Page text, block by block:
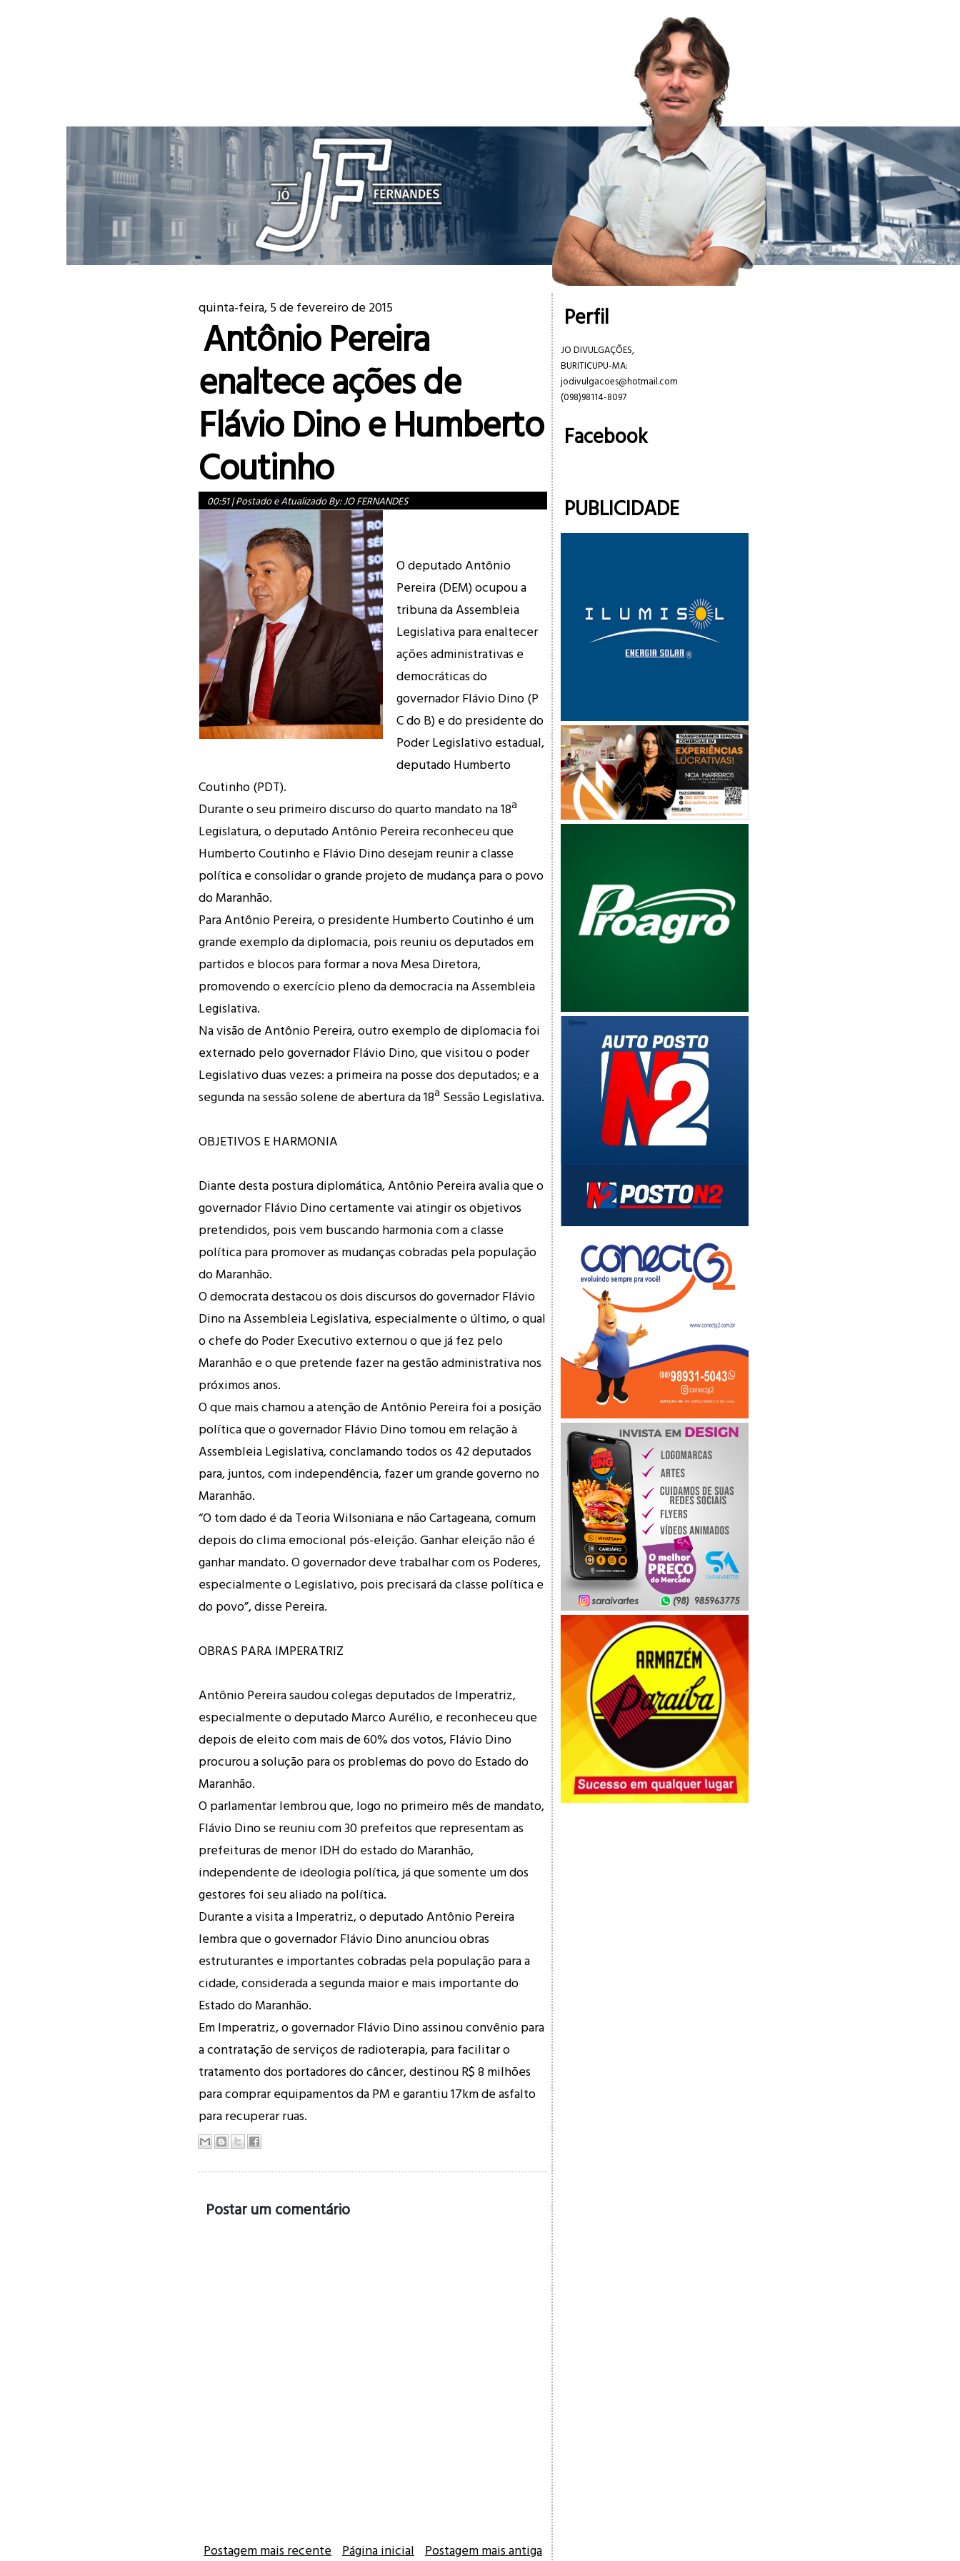
quinta-feira, 5 de fevereiro de 2015
Antônio Pereira
enaltece ações de
Flávio Dino e Humberto
Coutinho
00:51|Postado e Atualizado By:JO FERNANDES
O deputado Antônio
Pereira (DEM) ocupou a
tribuna da Assembleia
Legislativa para enaltecer
ações administrativas e
democráticas do
governador Flávio Dino (P
C do B) e do presidente do
Poder Legislativo estadual,
deputado Humberto
Coutinho (PDT).
Durante o seu primeiro discurso do quarto mandato na 18ª
Legislatura, o deputado Antônio Pereira reconheceu que
Humberto Coutinho e Flávio Dino desejam reunir a classe
política e consolidar o grande projeto de mudança para o povo
do Maranhão.
Para Antônio Pereira, o presidente Humberto Coutinho é um
grande exemplo da diplomacia, pois reuniu os deputados em
partidos e blocos para formar a nova Mesa Diretora,
promovendo o exercício pleno da democracia na Assembleia
Legislativa.
Na visão de Antônio Pereira, outro exemplo de diplomacia foi
externado pelo governador Flávio Dino, que visitou o poder
Legislativo duas vezes: a primeira na posse dos deputados; e a
segunda na sessão solene de abertura da 18ª Sessão Legislativa.
OBJETIVOS E HARMONIA
Diante desta postura diplomática, Antônio Pereira avalia que o
governador Flávio Dino certamente vai atingir os objetivos
pretendidos, pois vem buscando harmonia com a classe
política para promover as mudanças cobradas pela população
do Maranhão.
O democrata destacou os dois discursos do governador Flávio
Dino na Assembleia Legislativa, especialmente o último, o qual
o chefe do Poder Executivo externou o que já fez pelo
Maranhão e o que pretende fazer na gestão administrativa nos
próximos anos.
O que mais chamou a atenção de Antônio Pereira foi a posição
política que o governador Flávio Dino tomou em relação à
Assembleia Legislativa, conclamando todos os 42 deputados
para, juntos, com independência, fazer um grande governo no
Maranhão.
“O tom dado é da Teoria Wilsoniana e não Cartageana, comum
depois do clima emocional pós-eleição. Ganhar eleição não é
ganhar mandato. O governador deve trabalhar com os Poderes,
especialmente o Legislativo, pois precisará da classe política e
do povo”, disse Pereira.
OBRAS PARA IMPERATRIZ
Antônio Pereira saudou colegas deputados de Imperatriz,
especialmente o deputado Marco Aurélio, e reconheceu que
depois de eleito com mais de 60% dos votos, Flávio Dino
procurou a solução para os problemas do povo do Estado do
Maranhão.
O parlamentar lembrou que, logo no primeiro mês de mandato,
Flávio Dino se reuniu com 30 prefeitos que representam as
prefeituras de menor IDH do estado do Maranhão,
independente de ideologia política, já que somente um dos
gestores foi seu aliado na política.
Durante a visita a Imperatriz, o deputado Antônio Pereira
lembra que o governador Flávio Dino anunciou obras
estruturantes e importantes cobradas pela população para a
cidade, considerada a segunda maior e mais importante do
Estado do Maranhão.
Em Imperatriz, o governador Flávio Dino assinou convênio para
a contratação de serviços de radioterapia, para facilitar o
tratamento dos portadores do câncer, destinou R$ 8 milhões
para comprar equipamentos da PM e garantiu 17km de asfalto
para recuperar ruas.
Postar um comentário
Postagem mais recente Postagem mais antiga
Página inicial
Perfil
JO DIVULGAÇÕES,
BURITICUPU-MA:
jodivulgacoes@hotmail.com
(098)98114-8097
Facebook
PUBLICIDADE